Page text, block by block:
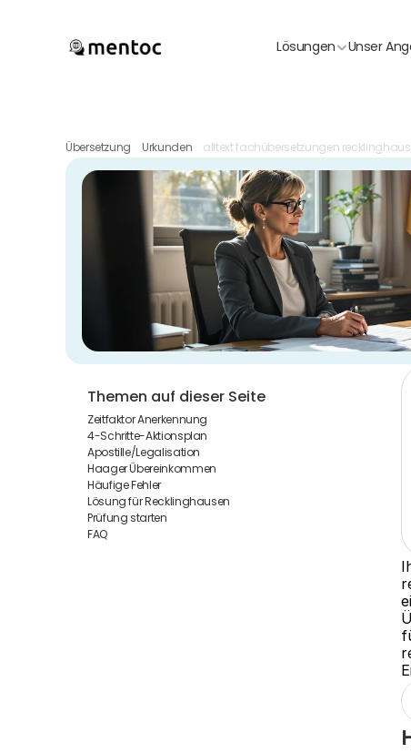
Lösungen Unser
Übersetzung Urkunden alltext fachübersetzungen
Themen auf dieser Seite
Zeitfaktor Anerkennung
4-Schritte-Aktionsplan
Apostille/Legalisation
Haager Übereinkommen
Häufige Fehler
Lösung für Recklinghausen
Prüfung starten
FAQ